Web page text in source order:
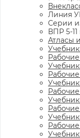
Линия
Серии
ВПР 5-11
Атласы